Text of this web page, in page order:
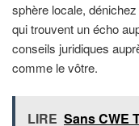
sphère locale,
qui trouvent un écho
conseils juridiques
comme le vôtre.
LIRE Sans CWE